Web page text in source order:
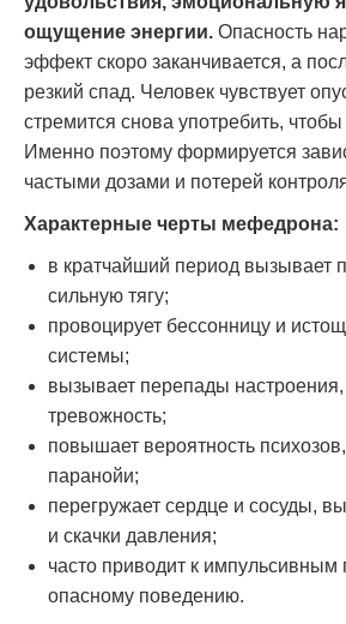
ощущение энергии. Опасность
эффект скоро заканчивается, а
резкий спад. Человек чувствует
стремится снова употребить,
Именно поэтому формируется
частыми дозами и потерей
Характерные черты мефедрона:
в кратчайший период вызывает
сильную тягу;
провоцирует бессонницу и
системы;
вызывает перепады
тревожность;
повышает вероятность
паранойи;
перегружает сердце и сосуды,
и скачки давления;
часто приводит к импульсивным
опасному поведению.